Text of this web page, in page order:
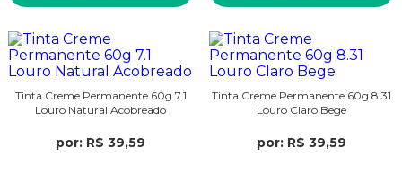
Tinta Creme Permanente 60g 7.1
Louro Natural Acobreado
por: R$ 39,59
Tinta Creme Permanente 60g 8.31
Louro Claro Bege
por: R$ 39,59